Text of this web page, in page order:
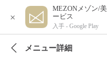
×
MEZONメゾン/
ービス
入手 - Google Play
メニュー詳細